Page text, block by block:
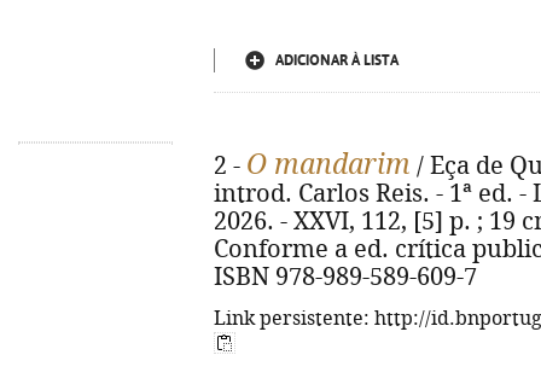
ADICIONAR À LISTA
2 - O mandarim / Eça de
introd. Carlos Reis. - 1ª ed. -
2026. - XXVI, 112, [5] p. ; 19
Conforme a ed. crítica
ISBN 978-989-589-609-7
Link persistente: http://